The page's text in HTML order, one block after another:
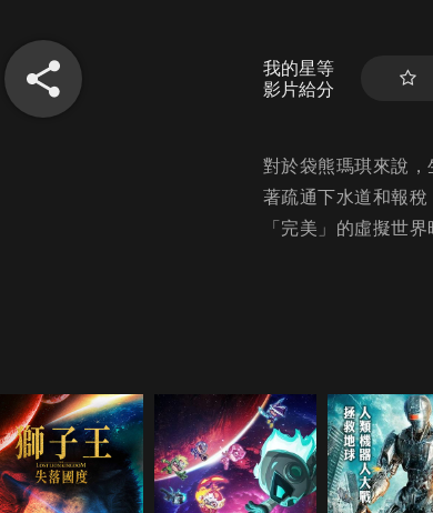
我的星等
影片給分
對於袋熊瑪琪來說
著疏通下水道和報
「完美」的虛擬世